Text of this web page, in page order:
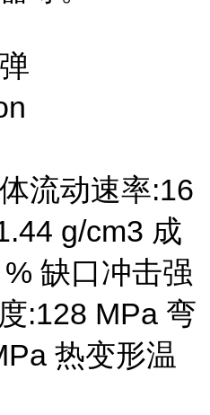
流动速率:16
g/cm3 成
缺口冲击强
:128 MPa 弯
热变形温